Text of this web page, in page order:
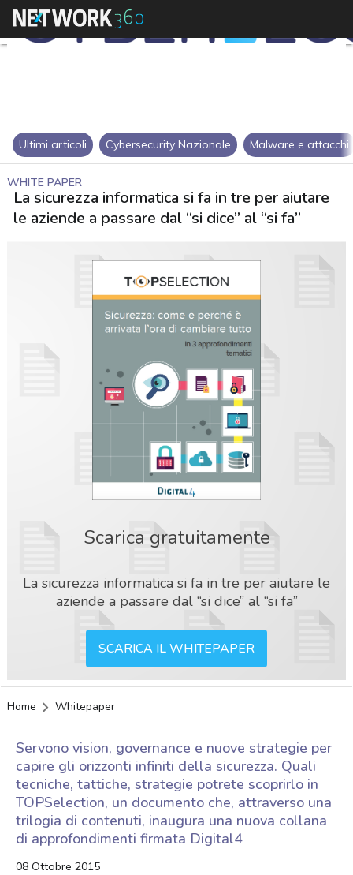
Ultimi articoli Cybersecurity Nazionale Malware e attacchi
WHITE PAPER
La sicurezza informatica si fa in tre per aiutare
le aziende a passare dal “si dice” al “si fa”
Scarica gratuitamente
La sicurezza informatica si fa in tre per aiutare le
aziende a passare dal “si dice” al “si fa”
SCARICA IL WHITEPAPER
Home Whitepaper
Servono vision, governance e nuove strategie per
capire gli orizzonti infiniti della sicurezza. Quali
tecniche, tattiche, strategie potrete scoprirlo in
TOPSelection, un documento che, attraverso una
trilogia di contenuti, inaugura una nuova collana
di approfondimenti firmata Digital4
08 Ottobre 2015